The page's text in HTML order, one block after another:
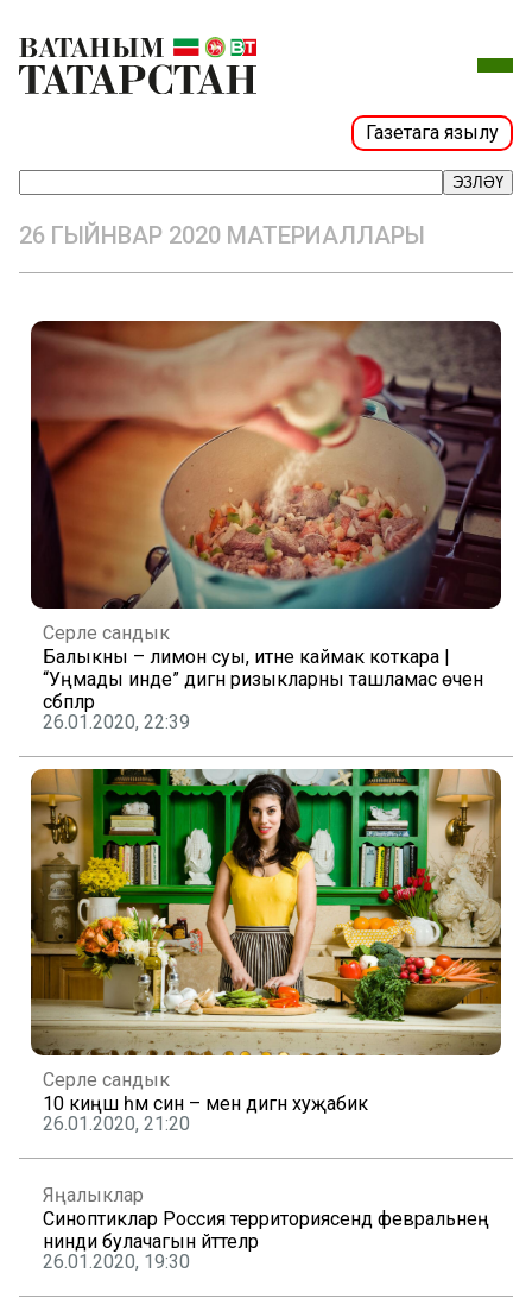
Газетага язылу
ЭЗЛӘҮ
26 ГЫЙНВАР 2020 МАТЕРИАЛЛАРЫ
Серле сандык
Балыкны – лимон суы, итне каймак коткара |
“Уңмады инде” дигән ризыкларны ташламас өчен
сәбәпләр
26.01.2020, 22:39
Серле сандык
10 киңәш һәм син – менә дигән хуҗабикә
26.01.2020, 21:20
Яңалыклар
Синоптиклар Россия территориясендә февральнең
нинди булачагын әйттеләр
26.01.2020, 19:30